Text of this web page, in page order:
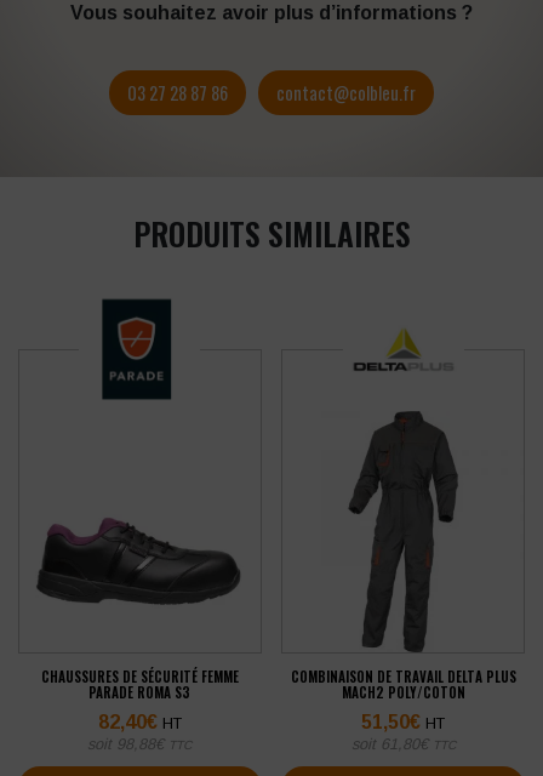
Vous souhaitez avoir plus d’informations ?
03 27 28 87 86 contact@colbleu.fr
PRODUITS SIMILAIRES
CHAUSSURES DE SÉCURITÉ FEMME
PARADE ROMA S3
82,40€ HT
soit 98,88€ TTC
COMBINAISON DE TRAVAIL DELTA PLUS
MACH2 POLY/COTON
51,50€ HT
soit 61,80€ TTC